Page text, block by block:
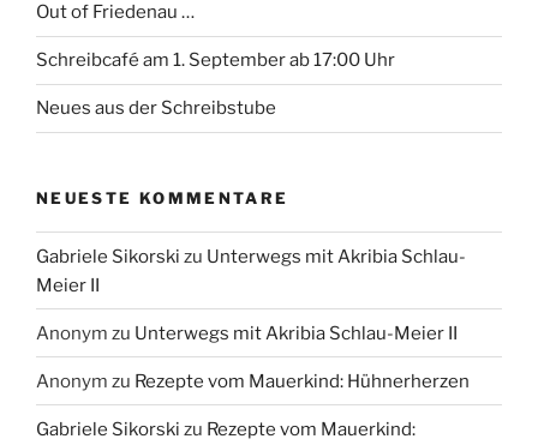
Out of Friedenau …
Schreibcafé am 1. September ab 17:00 Uhr
Neues aus der Schreibstube
NEUESTE KOMMENTARE
Gabriele Sikorski zu Unterwegs mit Akribia Schlau-
Meier II
Anonym zu Unterwegs mit Akribia Schlau-Meier II
Anonym zu Rezepte vom Mauerkind: Hühnerherzen
Gabriele Sikorski zu Rezepte vom Mauerkind: